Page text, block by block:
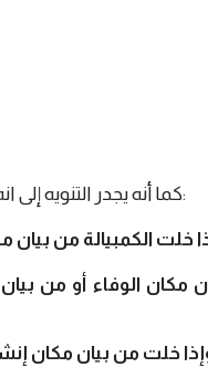
كما أنه يجدر التنويه إلى انه لا يعتبر الصك الخالي من هذه البيانات كمبيالة إلا في الأحوال الآتية: